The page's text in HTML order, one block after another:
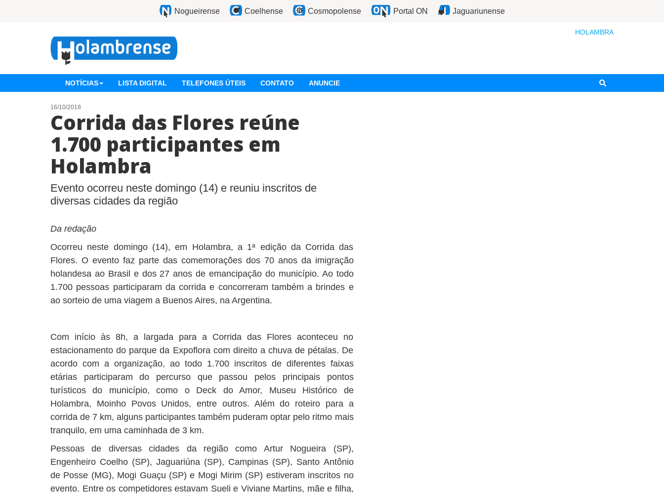
Nogueirense Coelhense Cosmopolense Portal ON Jaguariunense
HOLAMBRA
NOTÍCIAS LISTA DIGITAL TELEFONES ÚTEIS CONTATO ANUNCIE
16/10/2018
Corrida das Flores reúne
1.700 participantes em
Holambra
Evento ocorreu neste domingo (14) e reuniu inscritos de
diversas cidades da região
Da redação
Ocorreu neste domingo (14), em Holambra, a 1ª edição da Corrida das
Flores. O evento faz parte das comemorações dos 70 anos da imigração
holandesa ao Brasil e dos 27 anos de emancipação do município. Ao todo
1.700 pessoas participaram da corrida e concorreram também a brindes e
ao sorteio de uma viagem a Buenos Aires, na Argentina.
Com início às 8h, a largada para a Corrida das Flores aconteceu no
estacionamento do parque da Expoflora com direito a chuva de pétalas. De
acordo com a organização, ao todo 1.700 inscritos de diferentes faixas
etárias participaram do percurso que passou pelos principais pontos
turísticos do município, como o Deck do Amor, Museu Histórico de
Holambra, Moinho Povos Unidos, entre outros. Além do roteiro para a
corrida de 7 km, alguns participantes também puderam optar pelo ritmo mais
tranquilo, em uma caminhada de 3 km.
Pessoas de diversas cidades da região como Artur Nogueira (SP),
Engenheiro Coelho (SP), Jaguariúna (SP), Campinas (SP), Santo Antônio
de Posse (MG), Mogi Guaçu (SP) e Mogi Mirim (SP) estiveram inscritos no
evento. Entre os competidores estavam Sueli e Viviane Martins, mãe e filha,